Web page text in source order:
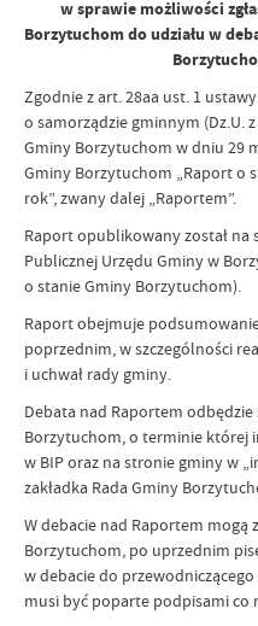
w sprawie możliwości
Borzytuchom do udziału w
Zgodnie z art. 28aa ust. 1
o samorządzie gminnym (Dz.U.
Gminy Borzytuchom w dniu 29
Gminy Borzytuchom „Raport o
rok”, zwany dalej „Raportem”.
Raport opublikowany został
Publicznej Urzędu Gminy w
o stanie Gminy Borzytuchom).
Raport obejmuje
poprzednim, w szczególności
i uchwał rady gminy.
Debata nad Raportem odbędzie
Borzytuchom, o terminie której
w BIP oraz na stronie gminy w
zakładka Rada Gminy
W debacie nad Raportem mogą
Borzytuchom, po uprzednim
w debacie do
musi być poparte podpisami co